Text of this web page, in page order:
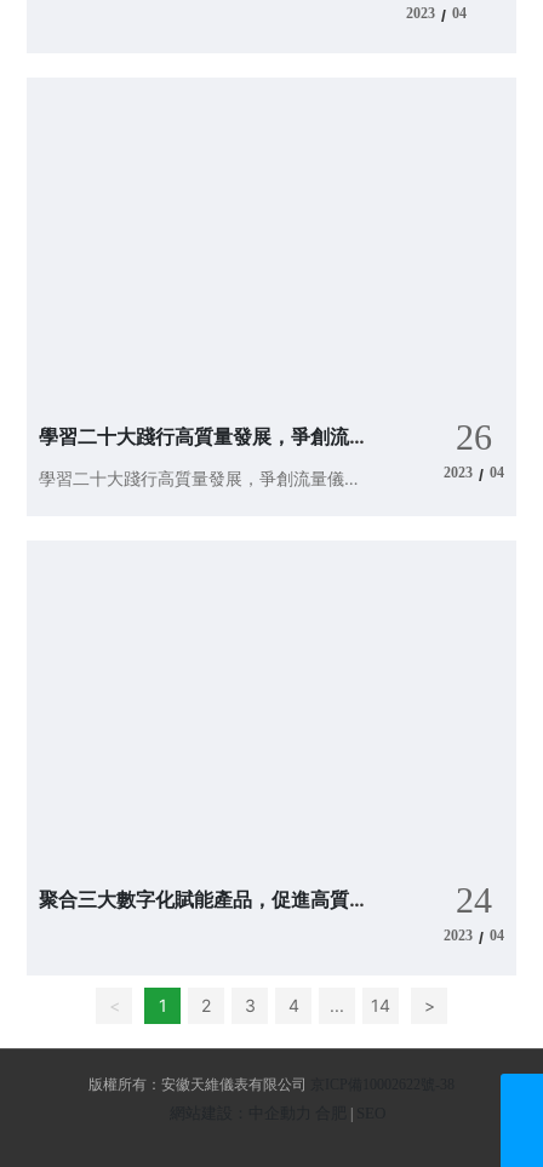
2023 / 04
學習二十大踐行高質量發展，爭創流量
儀表世界名牌
學習二十大踐行高質量發展，爭創流量儀表
26
2023 / 04
聚合三大數字化賦能產品，促進高質量
24
2023 / 04
< 1 2 3 4 ... 14 >
版權所有：安徽天維儀表有限公司